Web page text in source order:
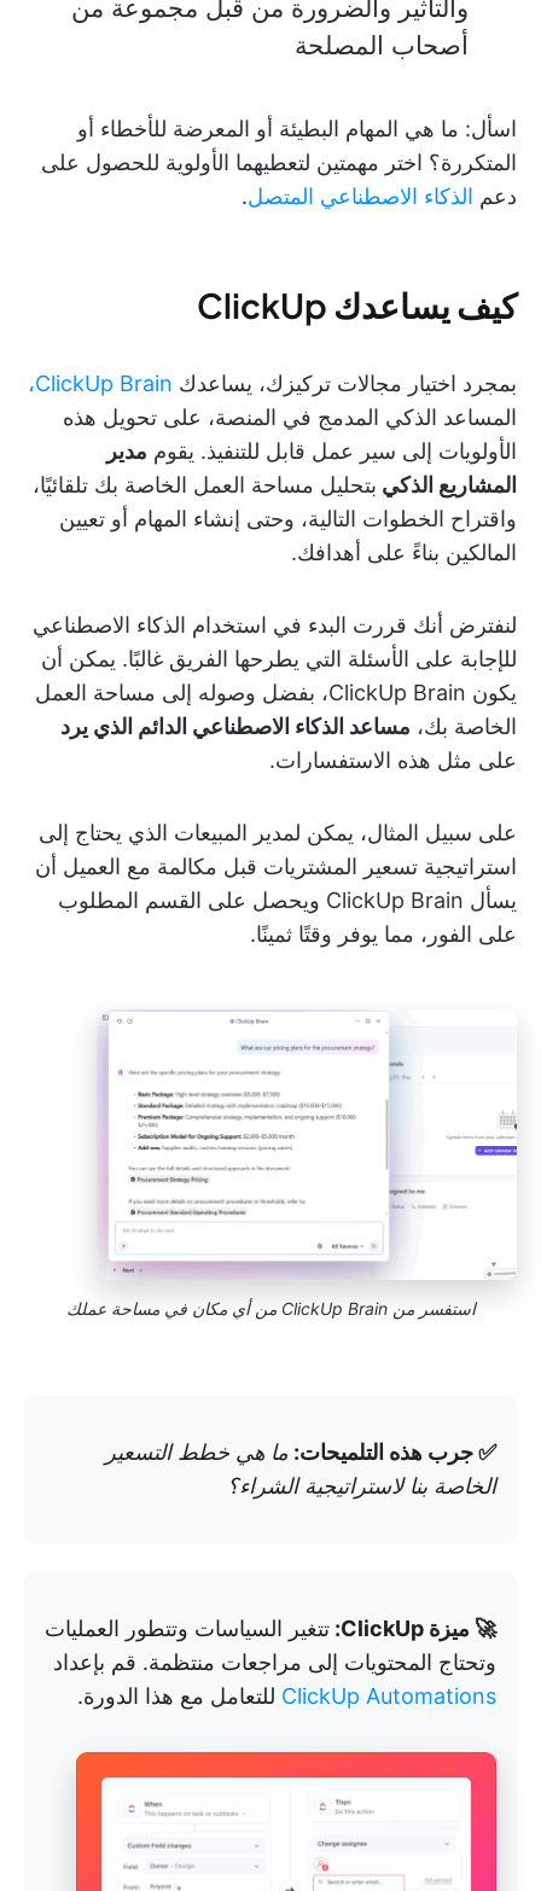
والتأثير والضرورة من قبل مجموعة من
أصحاب المصلحة
اسأل: ما هي المهام البطيئة أو المعرضة للأخطاء أو
المتكررة؟ اختر مهمتين لتعطيهما الأولوية للحصول على
دعم الذكاء الاصطناعي المتصل.
كيف يساعدك ClickUp
بمجرد اختيار مجالات تركيزك، يساعدك ClickUp Brain،
المساعد الذكي المدمج في المنصة، على تحويل هذه
الأولويات إلى سير عمل قابل للتنفيذ. يقوم مدير
المشاريع الذكي بتحليل مساحة العمل الخاصة بك تلقائيًا،
واقتراح الخطوات التالية، وحتى إنشاء المهام أو تعيين
المالكين بناءً على أهدافك.
لنفترض أنك قررت البدء في استخدام الذكاء الاصطناعي
للإجابة على الأسئلة التي يطرحها الفريق غالبًا. يمكن أن
يكون ClickUp Brain، بفضل وصوله إلى مساحة العمل
الخاصة بك، مساعد الذكاء الاصطناعي الدائم الذي يرد
على مثل هذه الاستفسارات.
على سبيل المثال، يمكن لمدير المبيعات الذي يحتاج إلى
استراتيجية تسعير المشتريات قبل مكالمة مع العميل أن
يسأل ClickUp Brain ويحصل على القسم المطلوب
على الفور، مما يوفر وقتًا ثمينًا.
استفسر من ClickUp Brain من أي مكان في مساحة عملك
✅ جرب هذه التلميحات: ما هي خطط التسعير
الخاصة بنا لاستراتيجية الشراء؟
🚀 ميزة ClickUp:
تتغير السياسات وتتطور العمليات
وتحتاج المحتويات إلى مراجعات منتظمة. قم بإعداد
ClickUp Automations للتعامل مع هذا الدورة.